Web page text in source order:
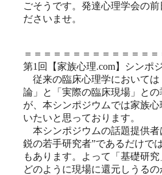
ごそうです。発達心理学会の
ださいませ。
＝＝＝＝＝＝＝＝＝＝＝＝＝
第1回【家族心理.com】シンポ
従来の臨床心理学においては
論」と「実際の臨床現場」と
が、本シンポジウムでは家族
いたいと思っております。
本シンポジウムの話題提供者
鋭の若手研究者”であるだけで
もあります。よって「基礎研
どのように現場に還元しうる